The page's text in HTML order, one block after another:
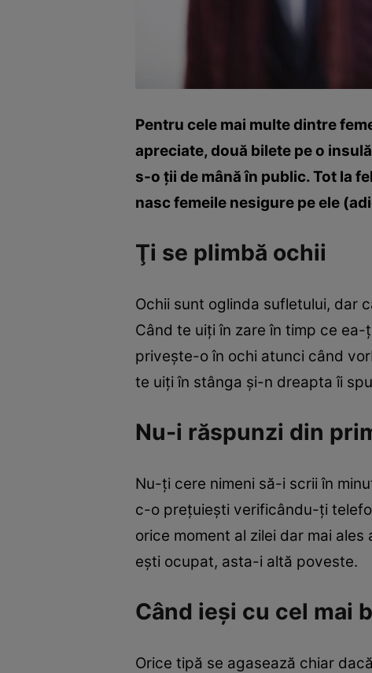
Pentru cele mai multe dintre
apreciate, două bilete pe o
s-o ţii de mână în public. Tot la
nasc femeile nesigure pe ele
Ţi se plimbă ochii
Ochii sunt oglinda sufletului, dar
Când te uiţi în zare în timp ce
priveşte-o în ochi atunci când
te uiţi în stânga şi-n dreapta îi
Nu-i răspunzi din
Nu-ţi cere nimeni să-i scrii în
c-o preţuieşti verificându-ţi
orice moment al zilei dar mai
eşti ocupat, asta-i altă poveste.
Când ieşi cu cel mai
Orice tipă se agasează chiar